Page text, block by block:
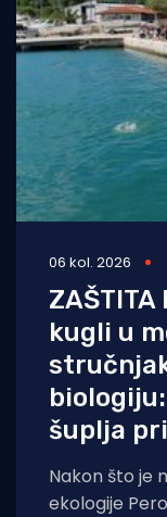
06 kol. 2026
ZAŠTITA
kugli u
šuplja
Nakon što je
ekologije